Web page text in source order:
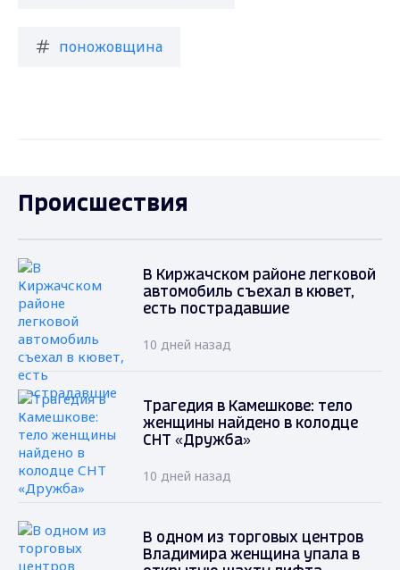
поножовщина
Происшествия
В Киржачском районе легковой
автомобиль съехал в кювет,
есть пострадавшие
10 дней назад
Трагедия в Камешкове: тело
женщины найдено в колодце
СНТ «Дружба»
10 дней назад
В одном из торговых центров
Владимира женщина упала в